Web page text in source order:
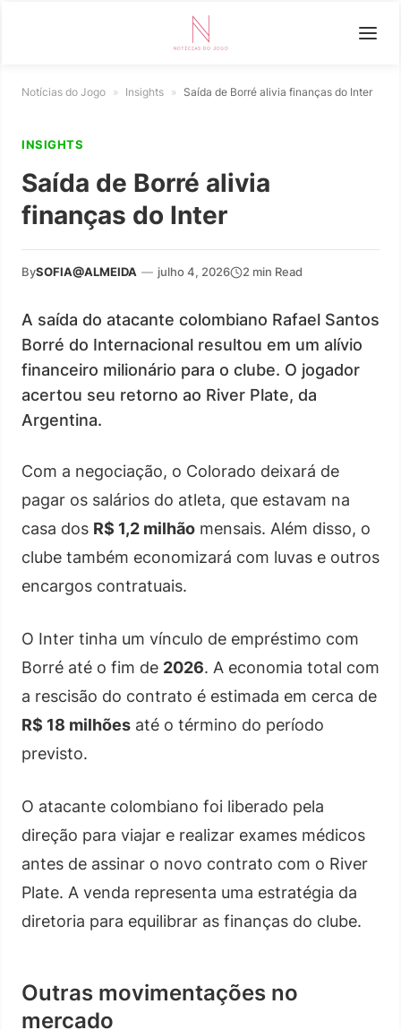
Notícias do Jogo » Insights » Saída de Borré alivia finanças do Inter
INSIGHTS
Saída de Borré alivia
finanças do Inter
BySOFIA@ALMEIDA — julho 4, 2026 2 min Read
A saída do atacante colombiano Rafael Santos
Borré do Internacional resultou em um alívio
financeiro milionário para o clube. O jogador
acertou seu retorno ao River Plate, da
Argentina.
Com a negociação, o Colorado deixará de
pagar os salários do atleta, que estavam na
casa dos R$ 1,2 milhão mensais. Além disso, o
clube também economizará com luvas e outros
encargos contratuais.
O Inter tinha um vínculo de empréstimo com
Borré até o fim de 2026. A economia total com
a rescisão do contrato é estimada em cerca de
R$ 18 milhões até o término do período
previsto.
O atacante colombiano foi liberado pela
direção para viajar e realizar exames médicos
antes de assinar o novo contrato com o River
Plate. A venda representa uma estratégia da
diretoria para equilibrar as finanças do clube.
Outras movimentações no
mercado